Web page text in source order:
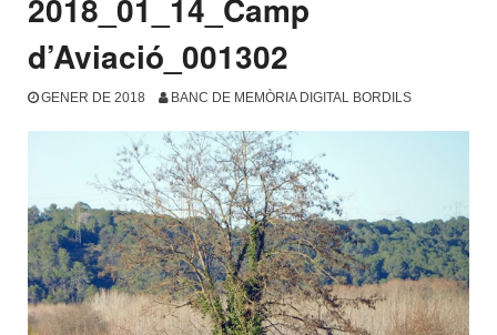
2018_01_14_Camp
d’Aviació_001302
GENER DE 2018 BANC DE MEMÒRIA DIGITAL BORDILS